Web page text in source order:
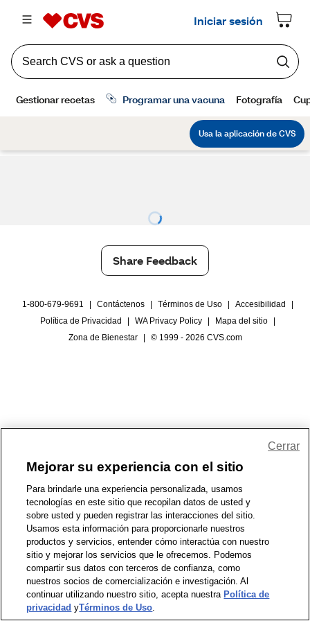
Share Feedback
1-800-679-9691 Contáctenos Términos de Uso Accesibilidad
Política de Privacidad
WA Privacy Policy Mapa del sitio
Zona de Bienestar
© 1999 - 2026 CVS.com
Mejorar su experiencia con el sitio
Para brindarle una experiencia personalizada, usamos
tecnologías en este sitio que recopilan datos de usted y
sobre usted y pueden registrar las interacciones del sitio.
Usamos esta información para proporcionarle nuestros
productos y servicios, entender cómo interactúa con nuestro
sitio y mejorar los servicios que le ofrecemos. Podemos
compartir sus datos con terceros de confianza, como
nuestros socios de comercialización e investigación. Al
continuar utilizando nuestro sitio, acepta nuestra Política de
privacidad yTérminos de Uso.
Cerrar